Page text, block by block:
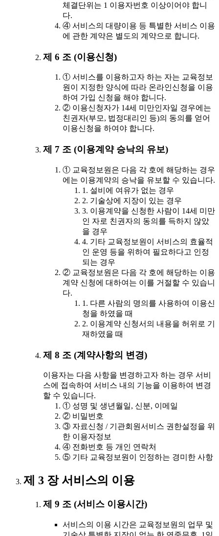
체결단위는 1 이용자번호 이상이어야 합니
다.
④ 서비스의 대량이용 등 특별한 서비스 이용
에 관한 계약은 별도의 계약으로 합니다.
제 6 조 (이용신청)
① 서비스를 이용하고자 하는 자는 교육정보
원이 지정한 양식에 따라 온라인신청을 이용
하여 가입 신청을 해야 합니다.
② 이용신청자가 14세 미만인자일 경우에는
친권자(부모, 법정대리인 등)의 동의를 얻어
이용신청을 하여야 합니다.
제 7 조 (이용계약 승낙의 유보)
① 교육정보원은 다음 각 호에 해당하는 경우
에는 이용계약의 승낙을 유보할 수 있습니다.
1. 설비에 여유가 없는 경우
2. 기술상에 지장이 있는 경우
3. 이용계약을 신청한 사람이 14세 미만
인 자로 친권자의 동의를 득하지 않았
을 경우
4. 기타 교육정보원이 서비스의 효율적
인 운영 등을 위하여 필요하다고 인정
되는 경우
② 교육정보원은 다음 각 호에 해당하는 이용
계약 신청에 대하여는 이를 거절할 수 있습니
다.
1. 다른 사람의 명의를 사용하여 이용신
청을 하였을 때
2. 이용계약 신청서의 내용을 허위로 기
재하였을 때
제 8 조 (계약사항의 변경)
이용자는 다음 사항을 변경하고자 하는 경우 서비
스에 접속하여 서비스 내의 기능을 이용하여 변경
할 수 있습니다.
① 성명 및 생년월일, 신분, 이메일
② 비밀번호
③ 자료신청 / 기관회원서비스 권한설정을 위
한 이용자정보
④ 전화번호 등 개인 연락처
⑤ 기타 교육정보원이 인정하는 경미한 사항
제 3 장 서비스의 이용
제 9 조 (서비스 이용시간)
서비스의 이용 시간은 교육정보원의 업무 및